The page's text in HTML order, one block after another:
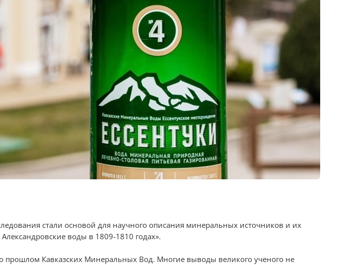
стали основой для научного описания минеральных источников и их
воды в 1809-1810 годах».
Кавказских Минеральных Вод. Многие выводы великого ученого не